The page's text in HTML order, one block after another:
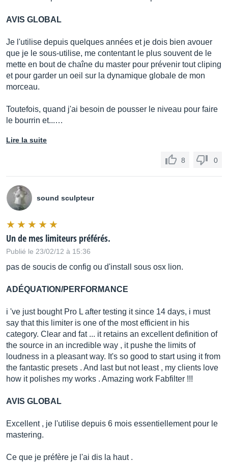
AVIS GLOBAL
Je l'utilise depuis quelques années et je dois bien avouer
que je le sous-utilise, me contentant le plus souvent de le
mette en bout de chaîne du master pour prévenir tout cliping
et pour garder un oeil sur la dynamique globale de mon
morceau.
Toutefois, quand j'ai besoin de pousser le niveau pour faire
le bourrin et...…
Lire la suite
8 0
sound sculpteur
Un de mes limiteurs préférés.
Publié le 23/02/12 à 15:36
pas de soucis de config ou d'install sous osx lion.
ADÉQUATION/PERFORMANCE
i 've just bought Pro L after testing it since 14 days, i must
say that this limiter is one of the most efficient in his
category. Clear and fat ... it retains an excellent definition of
the source in an incredible way , it pushe the limits of
loudness in a pleasant way. It's so good to start using it from
the fantastic presets . And last but not least , my clients love
how it polishes my works . Amazing work Fabfilter !!!
AVIS GLOBAL
Excellent , je l'utilise depuis 6 mois essentiellement pour le
mastering.
Ce que je préfère je l'ai dis la haut .